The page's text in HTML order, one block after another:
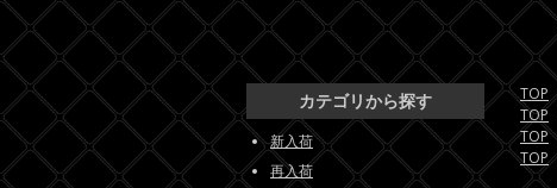
TOP
TOP
TOP
TOP
カテゴリから探す
新入荷
再入荷